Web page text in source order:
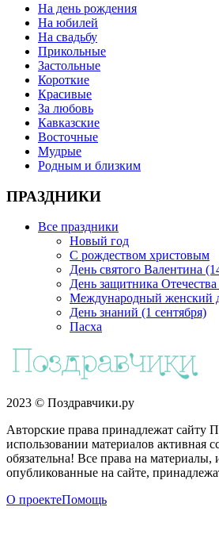
На день рождения
На юбилей
На свадьбу
Прикольные
Застольные
Короткие
Красивые
За любовь
Кавказские
Восточные
Мудрые
Родным и близким
ПРАЗДНИКИ
Все праздники
Новый год
С рождеством христовым
День святого Валентина
День защитника
Международный женский
День знаний (1 сентября)
Пасха
2023 © Поздравчики.ру
Авторские права принадлежат сайту
использовании материалов активная
обязательна! Все права на материалы,
опубликованные на сайте,
О проектеПомощь